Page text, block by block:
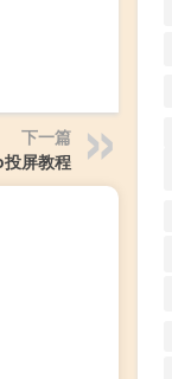
下一篇
屏教程